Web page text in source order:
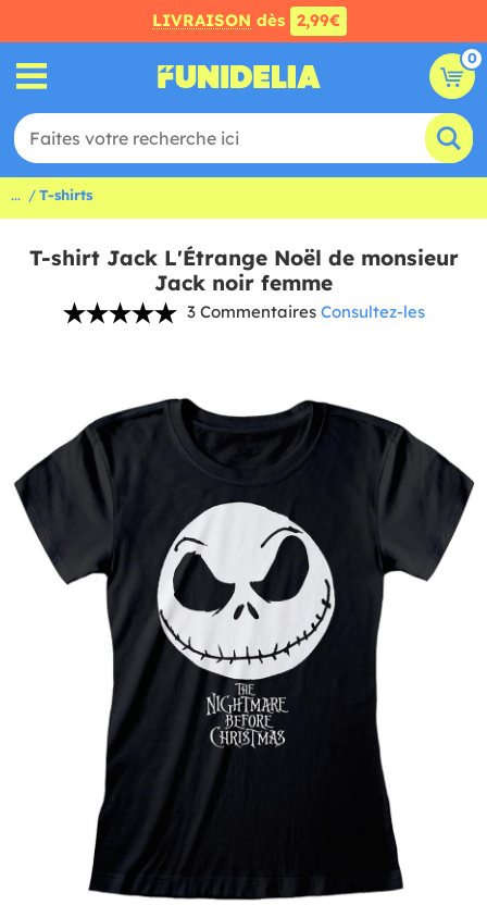
LIVRAISON dès 2,99€
0
... T-shirts
T-shirt Jack L'Étrange Noël de monsieur
Jack noir femme
3 Commentaires Consultez-les